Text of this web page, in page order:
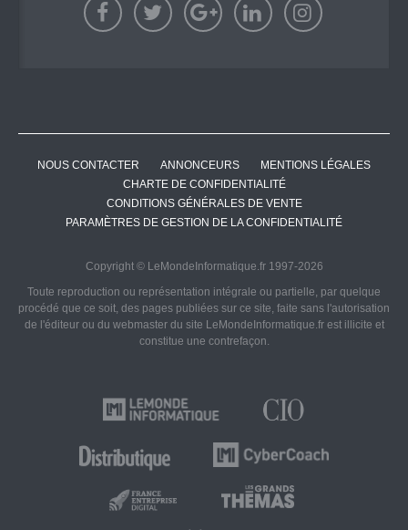
NOUS CONTACTER ANNONCEURS
MENTIONS LÉGALES
CHARTE DE CONFIDENTIALITÉ
CONDITIONS GÉNÉRALES DE VENTE
PARAMÈTRES DE GESTION DE LA CONFIDENTIALITÉ
Copyright © LeMondeInformatique.fr 1997-2026
Toute reproduction ou représentation intégrale ou partielle, par quelque
procédé que ce soit, des pages publiées sur ce site, faite sans l'autorisation
de l'éditeur ou du webmaster du site LeMondeInformatique.fr est illicite et
constitue une contrefaçon.